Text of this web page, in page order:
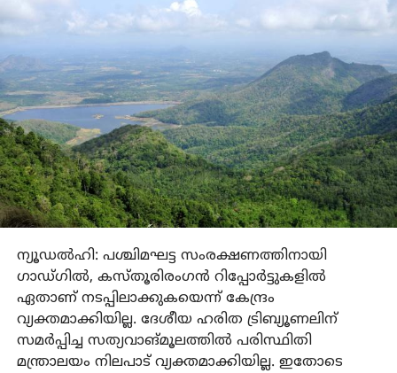
ന്യൂഡല്‍ഹി: പശ്ചിമഘട്ട സംരക്ഷണത്തിനായി
ഗാഡ്ഗില്‍, കസ്തൂരിരംഗന്‍ റിപ്പോര്‍ട്ടുകളില്‍
ഏതാണ് നടപ്പിലാക്കുകയെന്ന് കേന്ദ്രം
വ്യക്തമാക്കിയില്ല. ദേശീയ ഹരിത ട്രിബ്യൂണലിന്
സമര്‍പ്പിച്ച സത്യവാങ്മൂലത്തില്‍ പരിസ്ഥിതി
മന്ത്രാലയം നിലപാട് വ്യക്തമാക്കിയില്ല. ഇതോടെ